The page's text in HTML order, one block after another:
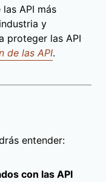
API más
y
proteger las API
de las API.
entender:
con las API